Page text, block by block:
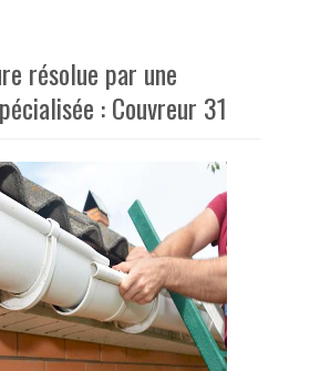
résolue par une
: Couvreur 31